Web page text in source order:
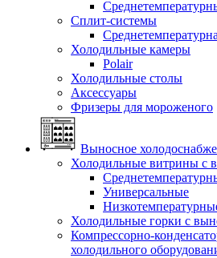
Сплит-системы
Холодильные камеры
Polair
Холодильные столы
Аксессуары
Фризеры для мороженого
Выносное
Холодильные витрины с
Универсальные
Холодильные горки с
Компрессорно-
холодильного